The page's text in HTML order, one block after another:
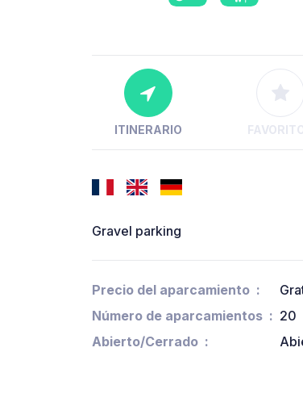
ITINERARIO
Gravel parking
Precio del aparcamiento
Número de aparcamientos
20
Abierto/Cerrado